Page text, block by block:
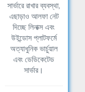
সার্ভারে রাখার ব্যবস্থা,
এছাড়াও আলফা নেট
দিচ্ছে লিনাক্স এবং
উইন্ডোস প্লাটফর্মে
অত্যাধুনিক ভার্চুয়াল
এবং ডেডিকেটেড
সার্ভার।